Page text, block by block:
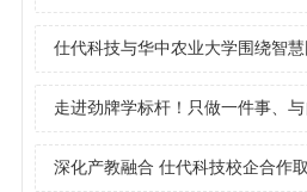
仕代科技与华中农业大学围绕智
走进劲牌学标杆！只做一件事、
深化产教融合 仕代科技校企合作